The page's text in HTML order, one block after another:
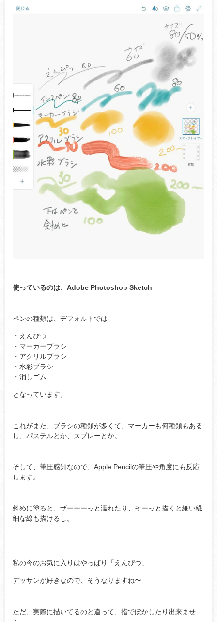
使っているのは、Adobe Photoshop Sketch
ペンの種類は、デフォルトでは
・えんぴつ
・マーカーブラシ
・アクリルブラシ
・水彩ブラシ
・消しゴム
となっています。
これがまた、ブラシの種類が多くて、マーカーも何種類もある
し、パステルとか、スプレーとか。
そして、筆圧感知なので、Apple Pencilの筆圧や角度にも反応
します。
斜めに塗ると、ザーーーっと濡れたり、そーっと描くと細い繊
細な線も描けるし。
私の今のお気に入りはやっぱり「えんぴつ」
デッサンが好きなので、そうなりますね〜
ただ、実際に描いてるのと違って、指でぼかしたり出来ませ